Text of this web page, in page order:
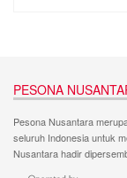
PESONA
Pesona Nusantara
seluruh Indonesia untuk
Nusantara hadir